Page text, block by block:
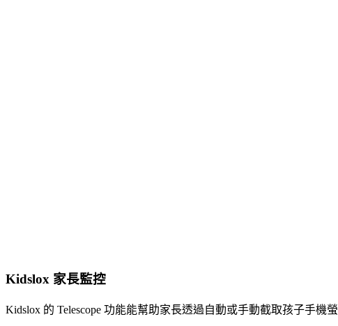
Kidslox 家長監控
Kidslox 的 Telescope 功能能幫助家長透過自動或手動截取孩子手